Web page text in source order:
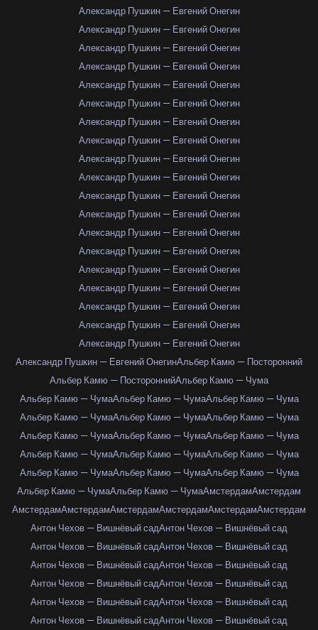
Александр Пушкин — Евгений Онегин
Александр Пушкин — Евгений Онегин
Александр Пушкин — Евгений Онегин
Александр Пушкин — Евгений Онегин
Александр Пушкин — Евгений Онегин
Александр Пушкин — Евгений Онегин
Александр Пушкин — Евгений Онегин
Александр Пушкин — Евгений Онегин
Александр Пушкин — Евгений Онегин
Александр Пушкин — Евгений Онегин
Александр Пушкин — Евгений Онегин
Александр Пушкин — Евгений Онегин
Александр Пушкин — Евгений Онегин
Александр Пушкин — Евгений Онегин
Александр Пушкин — Евгений Онегин
Александр Пушкин — Евгений Онегин
Александр Пушкин — Евгений Онегин
Александр Пушкин — Евгений Онегин
Александр Пушкин — Евгений Онегин
Александр Пушкин — Евгений ОнегинАльбер Камю — Посторонний
Альбер Камю — ПостороннийАльбер Камю — Чума
Альбер Камю — ЧумаАльбер Камю — ЧумаАльбер Камю — Чума
Альбер Камю — ЧумаАльбер Камю — ЧумаАльбер Камю — Чума
Альбер Камю — ЧумаАльбер Камю — ЧумаАльбер Камю — Чума
Альбер Камю — ЧумаАльбер Камю — ЧумаАльбер Камю — Чума
Альбер Камю — ЧумаАльбер Камю — ЧумаАльбер Камю — Чума
Альбер Камю — ЧумаАльбер Камю — ЧумаАмстердамАмстердам
АмстердамАмстердамАмстердамАмстердамАмстердамАмстердам
Антон Чехов — Вишнёвый садАнтон Чехов — Вишнёвый сад
Антон Чехов — Вишнёвый садАнтон Чехов — Вишнёвый сад
Антон Чехов — Вишнёвый садАнтон Чехов — Вишнёвый сад
Антон Чехов — Вишнёвый садАнтон Чехов — Вишнёвый сад
Антон Чехов — Вишнёвый садАнтон Чехов — Вишнёвый сад
Антон Чехов — Вишнёвый садАнтон Чехов — Вишнёвый сад